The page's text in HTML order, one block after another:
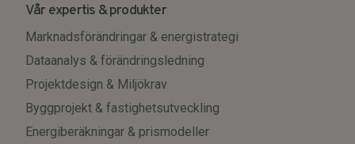
Vår expertis & produkter
Marknadsförändringar & energistrategi
Dataanalys & förändringsledning
Projektdesign & Miljökrav
Byggprojekt & fastighetsutveckling
Energiberäkningar & prismodeller